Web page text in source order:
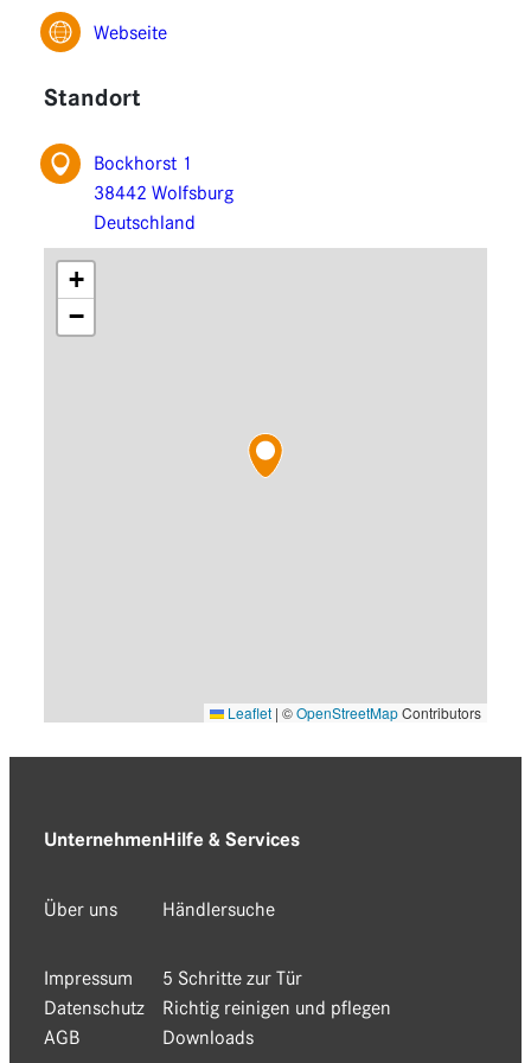
Webseite
Standort
Bockhorst 1
38442 Wolfsburg
Deutschland
+
−
Leaflet | ©OpenStreetMapContributors
Unternehmen
Über uns
Impressum
Datenschutz
AGB
Hilfe & Services
Händlersuche
5 Schritte zur Tür
Richtig reinigen und pflegen
Downloads